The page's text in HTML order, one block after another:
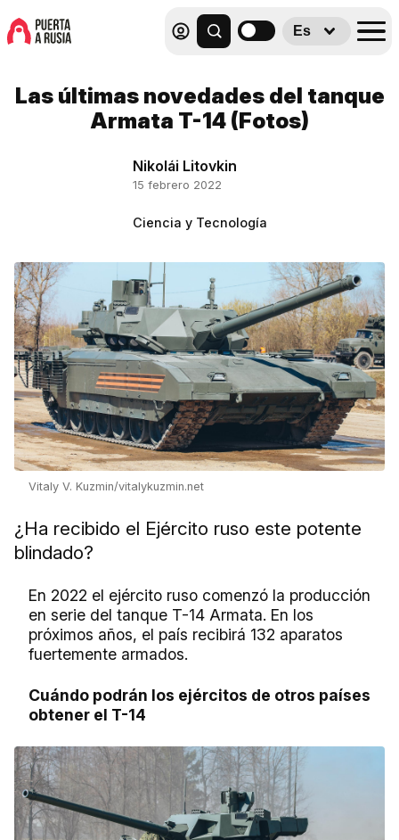
Es
Las últimas novedades del tanque
Armata T-14 (Fotos)
Nikolái Litovkin
15 febrero 2022
Ciencia y Tecnología
Vitaly V. Kuzmin/vitalykuzmin.net
¿Ha recibido el Ejército ruso este potente
blindado?
En 2022 el ejército ruso comenzó la producción
en serie del tanque T-14 Armata. En los
próximos años, el país recibirá 132 aparatos
fuertemente armados.
Cuándo podrán los ejércitos de otros países
obtener el T-14